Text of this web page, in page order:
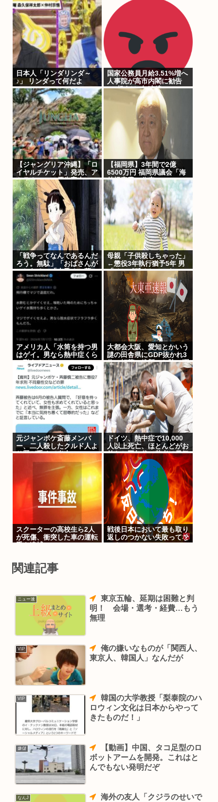
の無い部位を摘出してしま
う
日本人「リンダリンダ～
♪」 リンダって何だよ
国家公務員月給3.51%増へ
人事院が高市内閣に勧告
3%超えは2年連続
【ジャングリア沖縄】「ロ
イヤルチケット」発売、ア
トラクション優先案内、ソ
フトドリンク飲み放題、ス
パ利用、駐車場無料…大人
29700円
【福岡県】3年間で2億
6500万円 福岡県議会「海
外視察費」公表
「戦争ってなんであるんだ
ろう。無駄」「おばさんが
いじわる」「火垂るの墓」
を見た小学生 耳をふさぎ
ハンカチで顔を覆う子も
母親「子供殺しちゃった」
←懲役3年執行猶予5年 男
「チンポ舐めちゃった」←
懲役7年
アメリカ人「水筒を持つ男
はゲイ。男なら熱中症くら
い耐えろ」
大都会大阪、愛知とかいう
謎の田舎県にGDP抜かれ3
位に転落。維新のお陰で潤
ってるはずじゃ？
元ジャンポケ斎藤メンバ
ー、二人殺したクルド人よ
り罰が重くて炎上www
ドイツ、熱中症で10,000
人以上死亡、ほとんどがお
前らと同年代で若者は元気
スクーターの高校生ら2人
が死傷、衝突した車の運転
戦後日本において最も取り
返しのつかない失敗ってな
関連記事
ニュー速
東京五輪、延期は困難と判
明！ 会場・選考・経費…もう
無理
VIP
俺の嫌いなものが「関西人、
東京人、韓国人」なんだが
VIP
韓国の大学教授「梨泰院のハ
ロウィン文化は日本からやって
きたものだ！」
嫌儲
ボットアームを開発。これはと
んでもない発明だぞ
なんJ
海外の友人「クジラのせいで